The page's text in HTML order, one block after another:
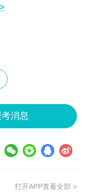
消息
打开APP查看全部 >